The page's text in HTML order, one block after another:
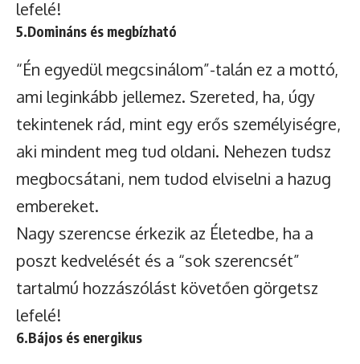
lefelé!
5.Domináns és megbízható
“Én egyedül megcsinálom”-talán ez a mottó,
ami leginkább jellemez. Szereted, ha, úgy
tekintenek rád, mint egy erős személyiségre,
aki mindent meg tud oldani. Nehezen tudsz
megbocsátani, nem tudod elviselni a hazug
embereket.
Nagy szerencse érkezik az Életedbe, ha a
poszt kedvelését és a “sok szerencsét”
tartalmú hozzászólást követően görgetsz
lefelé!
6.Bájos és energikus